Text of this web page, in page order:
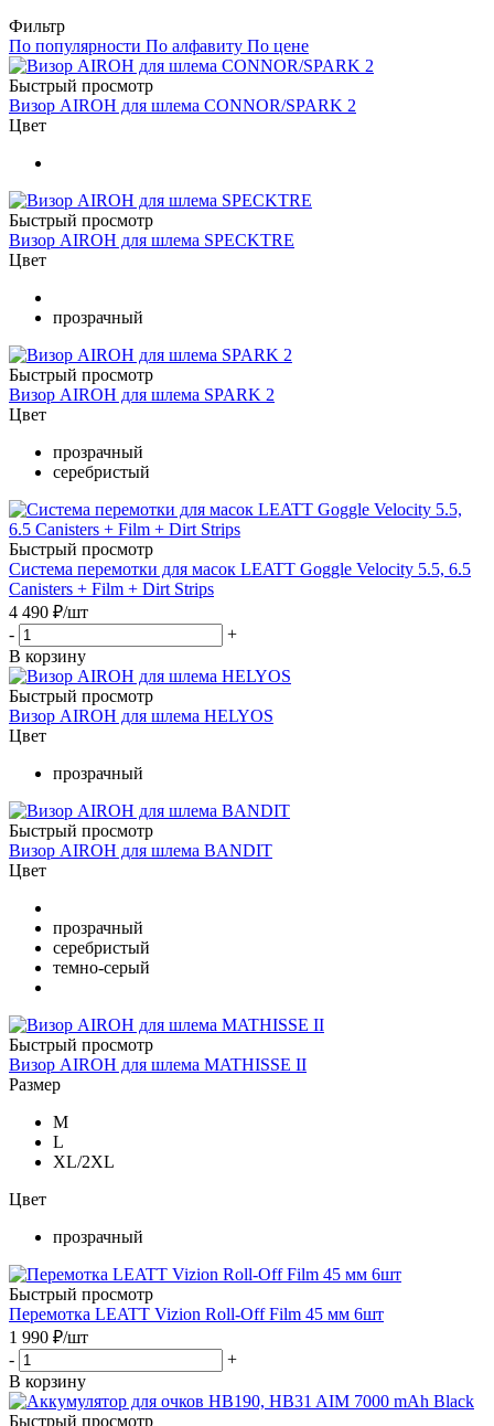
Фильтр
По популярности По алфавиту По цене
Быстрый просмотр
Визор AIROH для шлема CONNOR/SPARK 2
Цвет
Быстрый просмотр
Визор AIROH для шлема SPECKTRE
Цвет
прозрачный
Быстрый просмотр
Визор AIROH для шлема SPARK 2
Цвет
прозрачный
серебристый
Быстрый просмотр
Система перемотки для масок LEATT Goggle Velocity 5.5, 6.5
Canisters + Film + Dirt Strips
4 490 ₽/шт
-
+
В корзину
Быстрый просмотр
Визор AIROH для шлема HELYOS
Цвет
прозрачный
Быстрый просмотр
Визор AIROH для шлема BANDIT
Цвет
прозрачный
серебристый
темно-серый
Быстрый просмотр
Визор AIROH для шлема MATHISSE II
Размер
M
L
XL/2XL
Цвет
прозрачный
Быстрый просмотр
Перемотка LEATT Vizion Roll-Off Film 45 мм 6шт
1 990 ₽/шт
-
+
В корзину
Быстрый просмотр